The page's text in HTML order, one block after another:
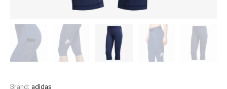
Brand: adidas